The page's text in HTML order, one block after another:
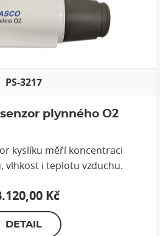
PS-3217
plynného O2
kyslíku měří koncentraci
vlhkost i teplotu vzduchu.
Kč
DETAIL